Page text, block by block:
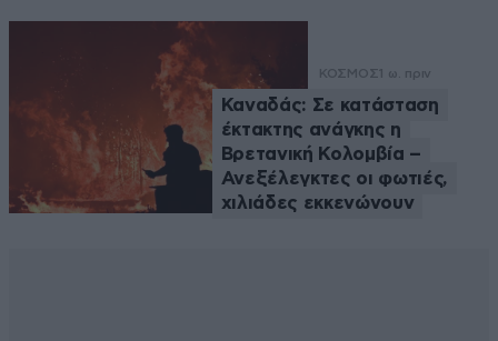
ΚΟΣΜΟΣ 1 ω. πριν
Καναδάς: Σε κατάσταση
έκτακτης ανάγκης η
Βρετανική Κολομβία –
Ανεξέλεγκτες οι φωτιές,
χιλιάδες εκκενώνουν